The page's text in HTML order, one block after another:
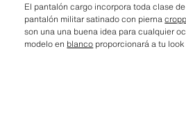
El pantalón cargo incorpora toda clase
pantalón militar satinado con pierna
son una una buena idea para cualquier
modelo en blanco proporcionará a tu